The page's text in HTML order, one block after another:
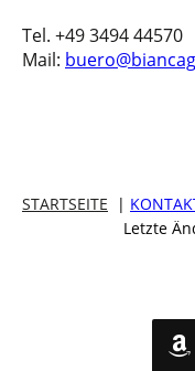
Tel. +49 3494 44570
Mail:
STARTSEITE |
Letzte